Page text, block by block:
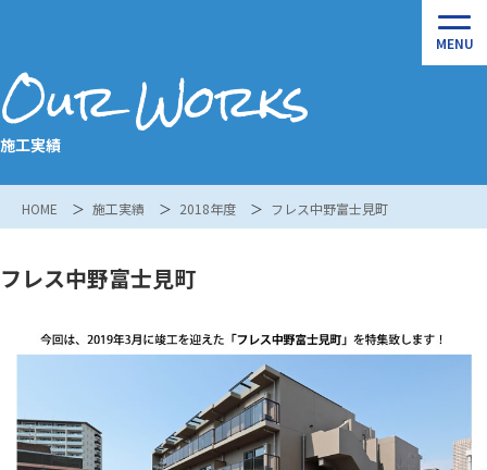
Our Works
施工実績
HOME 施工実績 2018年度 フレス中野富士見町
フレス中野富士見町